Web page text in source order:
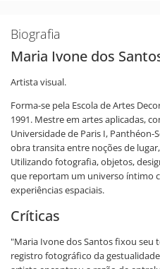
Biografia
Maria Ivone dos
Artista visual.
Forma-se pela Escola de Artes
1991. Mestre em artes aplicadas,
Universidade de Paris I, Panthéon-
obra transita entre noções de
Utilizando fotografia, objetos,
que reportam um universo íntimo
experiências espaciais.
Críticas
"Maria Ivone dos Santos fixou seu
registro fotográfico da